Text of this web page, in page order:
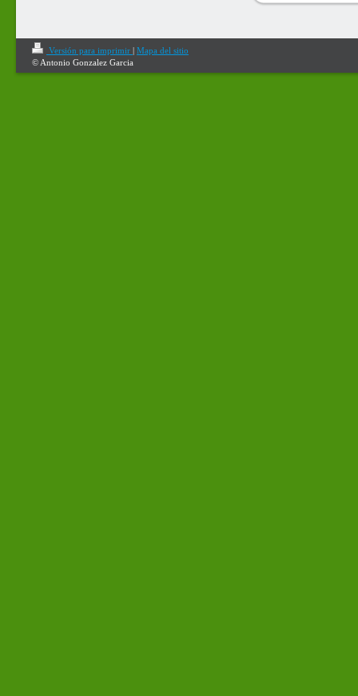
Versión para imprimir | Mapa del sitio
© Antonio Gonzalez Garcia